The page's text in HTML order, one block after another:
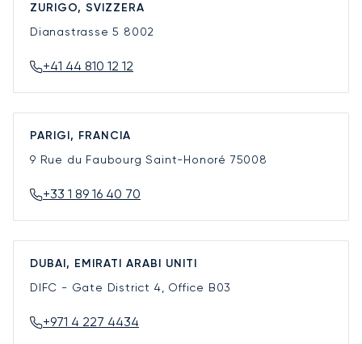
ZURIGO, SVIZZERA
Dianastrasse 5 8002
+41 44 810 12 12
PARIGI, FRANCIA
9 Rue du Faubourg Saint-Honoré 75008
+33 1 89 16 40 70
DUBAI, EMIRATI ARABI UNITI
DIFC - Gate District 4, Office B03
+971 4 227 4434